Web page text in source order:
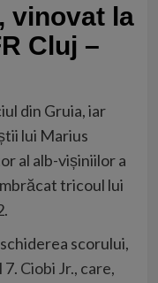
vinovat la
Cluj –
din Gruia, iar
lui Marius
al alb-vișiniilor a
tricoul lui
scorului,
7. Ciobi Jr., care,